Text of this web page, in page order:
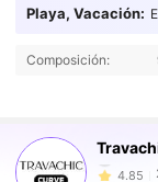
Playa, Vacación:
Composición:
4.85